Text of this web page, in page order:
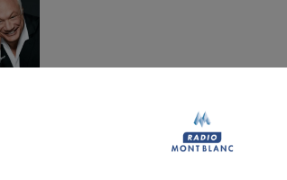
conférences
les « pépites » culturelles de la